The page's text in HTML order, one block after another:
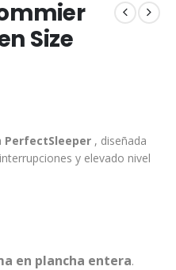
Size
PerfectSleeper , diseñada
y elevado nivel
en plancha entera.